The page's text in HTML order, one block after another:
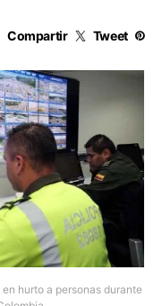
Compartir Tweet
en hurto a personas durante